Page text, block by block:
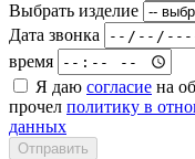
Выбрать изделие
Дата звонка
время
Я даю согласие на
прочел политику в
данных
Отправить